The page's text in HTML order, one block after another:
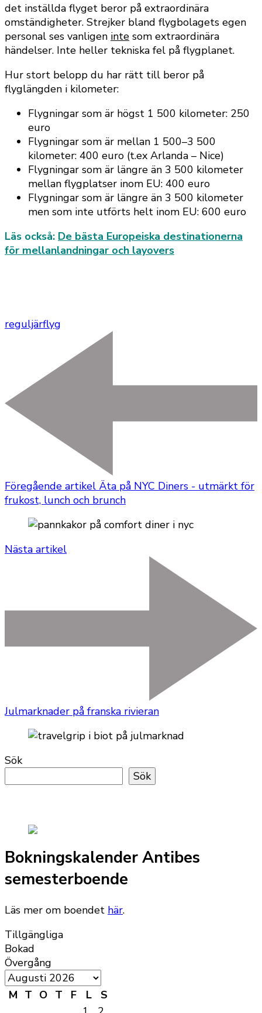
det inställda flyget beror på extraordinära
omständigheter. Strejker bland flygbolagets egen
personal ses vanligen inte som extraordinära
händelser. Inte heller tekniska fel på flygplanet.
Hur stort belopp du har rätt till beror på
flyglängden i kilometer:
Flygningar som är högst 1 500 kilometer: 250
euro
Flygningar som är mellan 1 500–3 500
kilometer: 400 euro (t.ex Arlanda – Nice)
Flygningar som är längre än 3 500 kilometer
mellan flygplatser inom EU: 400 euro
Flygningar som är längre än 3 500 kilometer
men som inte utförts helt inom EU: 600 euro
Läs också: De bästa Europeiska destinationerna
för mellanlandningar och layovers
reguljärflyg
Föregående artikel Äta på NYC Diners - utmärkt för
frukost, lunch och brunch
Nästa artikel
Julmarknader på franska rivieran
Sök
Sök
Bokningskalender Antibes
semesterboende
Läs mer om boendet här.
Tillgängliga
Bokad
Övergång
M T O T F L
S